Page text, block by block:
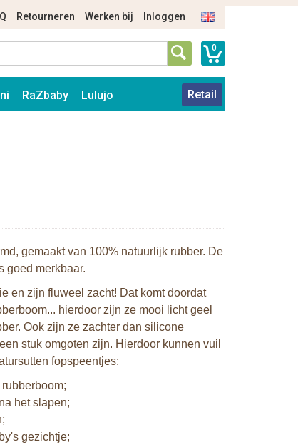
Retourneren Werken bij Inloggen
0
RaZbaby Lulujo Retail
gemaakt van 100% natuurlijk rubber. De
goed merkbaar.
en zijn fluweel zacht! Dat komt doordat
hierdoor zijn ze mooi licht geel
Ook zijn ze zachter dan silicone
stuk omgoten zijn. Hierdoor kunnen vuil
fopspeentjes:
het slapen;
gezichtje;